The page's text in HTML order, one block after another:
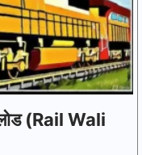
(Rail Wali